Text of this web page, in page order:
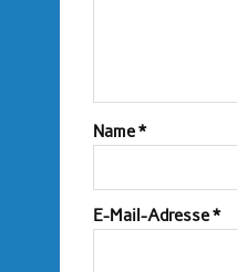
Name*
E-Mail-Adresse*